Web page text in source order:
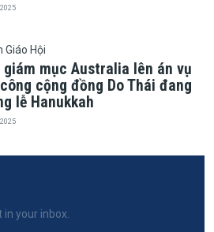
Giáo Hội
giám mục Australia lên án vụ
cộng đồng Do Thái đang
lễ Hanukkah
your inbox.